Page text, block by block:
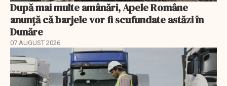
După mai multe amânări, Apele Române
anunță că barjele vor fi scufundate astăzi în
Dunăre
07 AUGUST 2026